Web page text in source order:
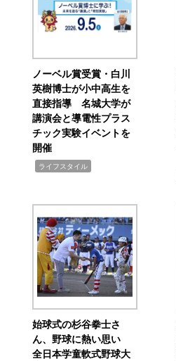
ノーベル賞受賞・白川
英樹博士が小中高生を
直接指導 名城大学が
講演会と導電性プラス
チック実験イベントを
開催
ライフスタイル
始球式の杉谷拳士さ
ん、野球に熱い思い
全日本学童軟式野球大